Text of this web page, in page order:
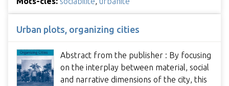
Urban plots, organizing cities
Abstract from the publisher : By focusing
on the interplay between material, social
and narrative dimensions of the city, this